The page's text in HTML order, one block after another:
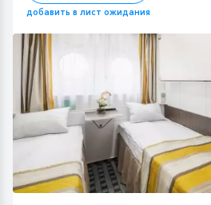
добавить в лист ожидания